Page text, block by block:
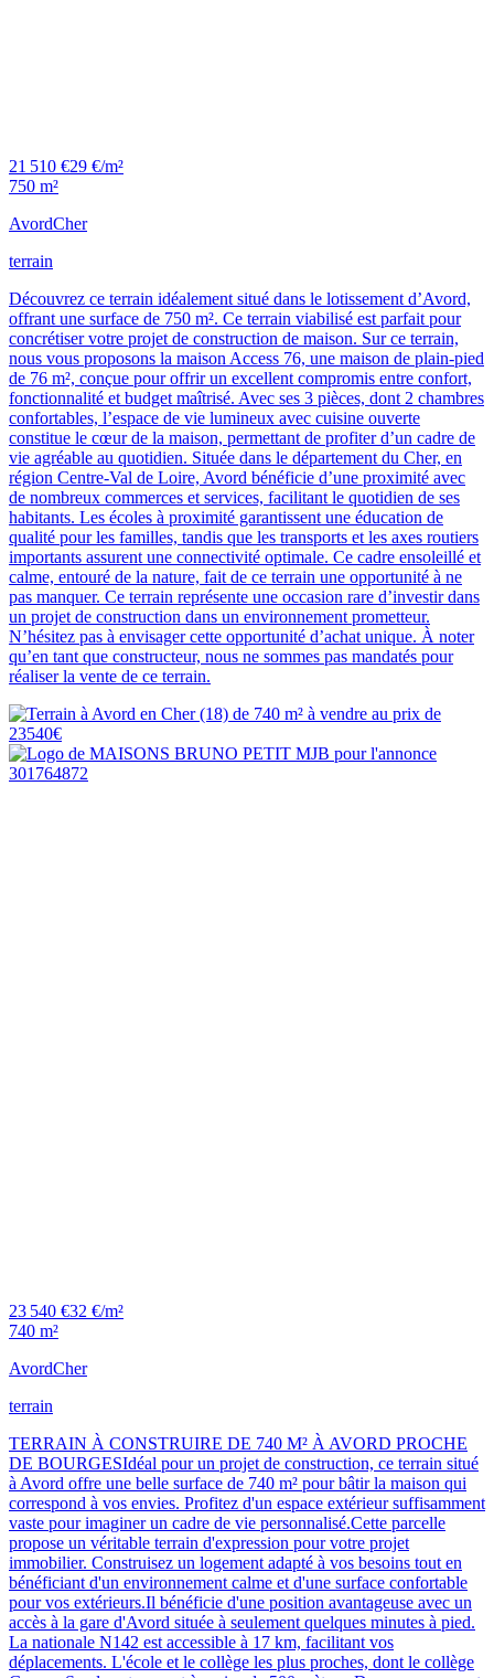
21 510 €29 €/m²
750 m²
AvordCher
terrain
Découvrez ce terrain idéalement situé dans le lotissement d’Avord,
offrant une surface de 750 m². Ce terrain viabilisé est parfait pour
concrétiser votre projet de construction de maison. Sur ce terrain,
nous vous proposons la maison Access 76, une maison de plain-pied
de 76 m², conçue pour offrir un excellent compromis entre confort,
fonctionnalité et budget maîtrisé. Avec ses 3 pièces, dont 2 chambres
confortables, l’espace de vie lumineux avec cuisine ouverte
constitue le cœur de la maison, permettant de profiter d’un cadre de
vie agréable au quotidien. Située dans le département du Cher, en
région Centre-Val de Loire, Avord bénéficie d’une proximité avec
de nombreux commerces et services, facilitant le quotidien de ses
habitants. Les écoles à proximité garantissent une éducation de
qualité pour les familles, tandis que les transports et les axes routiers
importants assurent une connectivité optimale. Ce cadre ensoleillé et
calme, entouré de la nature, fait de ce terrain une opportunité à ne
pas manquer. Ce terrain représente une occasion rare d’investir dans
un projet de construction dans un environnement prometteur.
N’hésitez pas à envisager cette opportunité d’achat unique. À noter
qu’en tant que constructeur, nous ne sommes pas mandatés pour
réaliser la vente de ce terrain.
23 540 €32 €/m²
740 m²
AvordCher
terrain
TERRAIN À CONSTRUIRE DE 740 M² À AVORD PROCHE
DE BOURGESIdéal pour un projet de construction, ce terrain situé
à Avord offre une belle surface de 740 m² pour bâtir la maison qui
correspond à vos envies. Profitez d'un espace extérieur suffisamment
vaste pour imaginer un cadre de vie personnalisé.Cette parcelle
propose un véritable terrain d'expression pour votre projet
immobilier. Construisez un logement adapté à vos besoins tout en
bénéficiant d'un environnement calme et d'une surface confortable
pour vos extérieurs.Il bénéficie d'une position avantageuse avec un
accès à la gare d'Avord située à seulement quelques minutes à pied.
La nationale N142 est accessible à 17 km, facilitant vos
déplacements. L'école et le collège les plus proches, dont le collège